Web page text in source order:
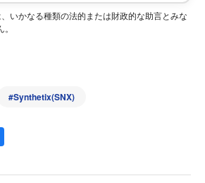
いかなる種類の法的または財政的な助言とみな
#Synthetix(SNX)